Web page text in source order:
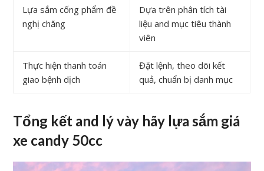
Lựa sắm cống phẩm đề
nghị chăng
Dựa trên phân tích tài
liệu and mục tiêu thành
viên
Thực hiện thanh toán
giao bệnh dịch
Đặt lệnh, theo dõi kết
quả, chuẩn bị danh mục
Tổng kết and lý vày hãy lựa sắm giá
xe candy 50cc